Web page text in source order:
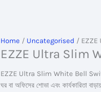
Home / Uncategorised /
EZZE Ultra Slim
EZZE Ultra Slim White Bell
ঘর বা অফিসের শোভা এবং কার্যকারিতা বাড়ায়